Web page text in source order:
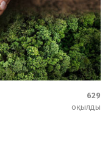
629
оқылды